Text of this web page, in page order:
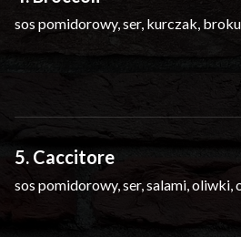
sos pomidorowy, ser, kurczak,
5. Caccitore
sos pomidorowy, ser, salami, oliwki,